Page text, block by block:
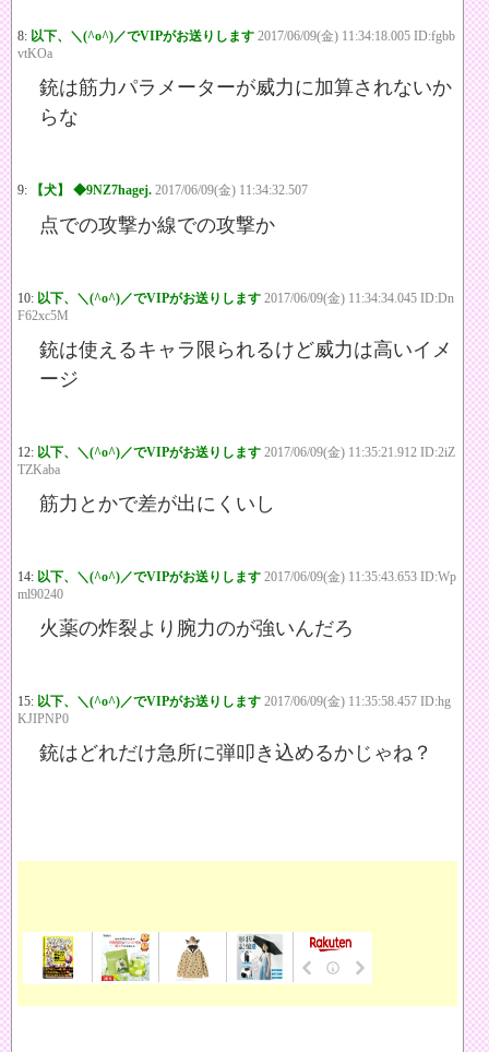
8: 以下、＼(^o^)／でVIPがお送りします 2017/06/09(金) 11:34:18.005 ID:fgbb
vtKOa
銃は筋力パラメーターが威力に加算されないか
らな
9: 【犬】 ◆9NZ7hagej. 2017/06/09(金) 11:34:32.507
点での攻撃か線での攻撃か
10: 以下、＼(^o^)／でVIPがお送りします 2017/06/09(金) 11:34:34.045 ID:Dn
F62xc5M
銃は使えるキャラ限られるけど威力は高いイメ
ージ
12: 以下、＼(^o^)／でVIPがお送りします 2017/06/09(金) 11:35:21.912 ID:2iZ
TZKaba
筋力とかで差が出にくいし
14: 以下、＼(^o^)／でVIPがお送りします 2017/06/09(金) 11:35:43.653 ID:Wp
ml90240
火薬の炸裂より腕力のが強いんだろ
15: 以下、＼(^o^)／でVIPがお送りします 2017/06/09(金) 11:35:58.457 ID:hg
KJIPNP0
銃はどれだけ急所に弾叩き込めるかじゃね？